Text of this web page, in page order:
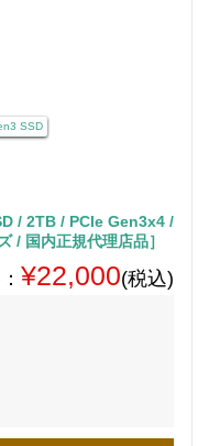
SSD
/ 2TB / PCIe Gen3x4 /
/ 国内正規代理店品］
¥22,000(税込)